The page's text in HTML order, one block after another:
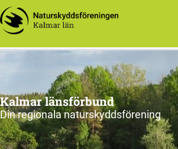
Kalmar länsförbund
Din regionala naturskyddsförening